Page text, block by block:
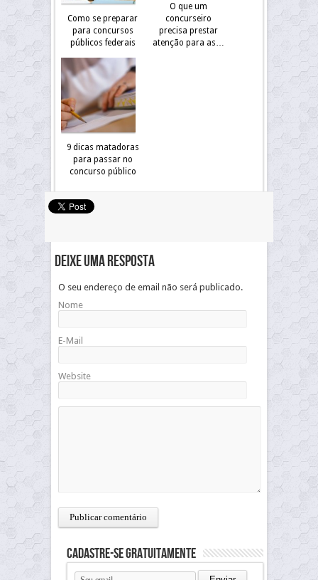
Como se preparar
para concursos
públicos federais
O que um
concurseiro
precisa prestar
atenção para as…
9 dicas matadoras
para passar no
concurso público
Deixe uma resposta
O seu endereço de email não será publicado.
Nome
E-Mail
Website
Cadastre-se gratuitamente